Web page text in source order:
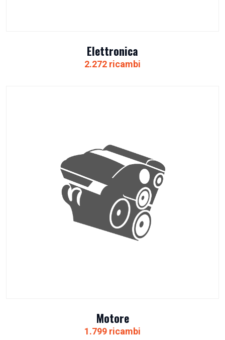
Elettronica
2.272 ricambi
Motore
1.799 ricambi